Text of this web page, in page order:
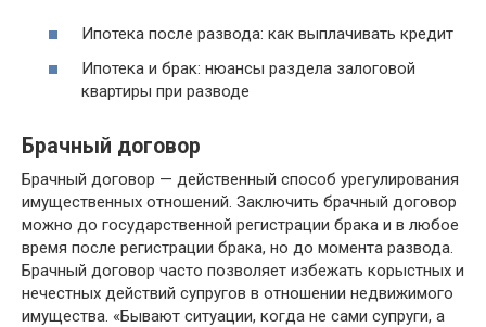
Ипотека после развода: как выплачивать кредит
Ипотека и брак: нюансы раздела залоговой
квартиры при разводе
Брачный договор
Брачный договор — действенный способ урегулирования
имущественных отношений. Заключить брачный договор
можно до государственной регистрации брака и в любое
время после регистрации брака, но до момента развода.
Брачный договор часто позволяет избежать корыстных и
нечестных действий супругов в отношении недвижимого
имущества. «Бывают ситуации, когда не сами супруги, а